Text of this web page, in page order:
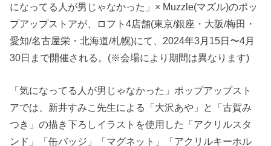
になってる人が男じゃなかった」× Muzzle(マズル)のポッ
プアップストアが、ロフト4店舗(東京/銀座・大阪/梅田・
愛知/名古屋栄・北海道/札幌)にて、2024年3月15日〜4月
30日まで開催される。(※会場により期間は異なります)
「気になってる人が男じゃなかった」ポップアップスト
アでは、新井すみこ先生による「大沢あや」と「古賀み
つき」の描き下ろしイラストを使用した「アクリルスタ
ンド」「缶バッジ」「マグネット」「アクリルキーホル